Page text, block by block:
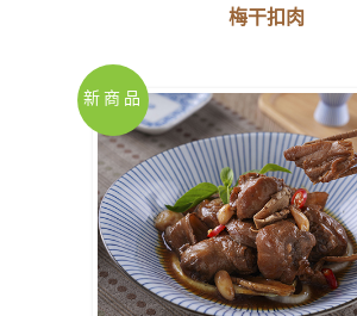
梅干扣肉
新商品